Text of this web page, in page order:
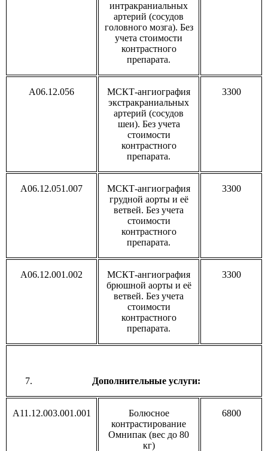
интракраниальных
артерий (сосудов
головного мозга). Без
учета стоимости
контрастного
препарата.
A06.12.056
МСКТ-ангиография
экстракраниальных
артерий (сосудов
шеи). Без учета
стоимости
контрастного
препарата.
3300
А06.12.051.007
МСКТ-ангиография
грудной аорты и её
ветвей. Без учета
стоимости
контрастного
препарата.
3300
А06.12.001.002
МСКТ-ангиография
брюшной аорты и её
ветвей. Без учета
стоимости
контрастного
препарата.
3300
Дополнительные услуги:
A11.12.003.001.001
Болюсное
контрастирование
Омнипак (вес до 80
кг)
6800